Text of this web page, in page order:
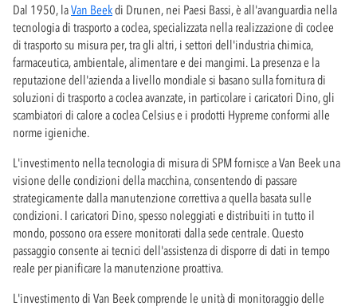
Dal 1950, laVan Beekdi Drunen, nei Paesi Bassi, è all'avanguardia nella
tecnologia di trasporto a coclea, specializzata nella realizzazione di coclee
di trasporto su misura per, tra gli altri, i settori dell'industria chimica,
farmaceutica, ambientale, alimentare e dei mangimi. La presenza e la
reputazione dell'azienda a livello mondiale si basano sulla fornitura di
soluzioni di trasporto a coclea avanzate, in particolare i caricatori Dino, gli
scambiatori di calore a coclea Celsius e i prodotti Hypreme conformi alle
norme igieniche.
L'investimento nella tecnologia di misura di SPM fornisce a Van Beek una
visione delle condizioni della macchina, consentendo di passare
strategicamente dalla manutenzione correttiva a quella basata sulle
condizioni. I caricatori Dino, spesso noleggiati e distribuiti in tutto il
mondo, possono ora essere monitorati dalla sede centrale. Questo
passaggio consente ai tecnici dell'assistenza di disporre di dati in tempo
reale per pianificare la manutenzione proattiva.
L'investimento di Van Beek comprende le unità di monitoraggio delle